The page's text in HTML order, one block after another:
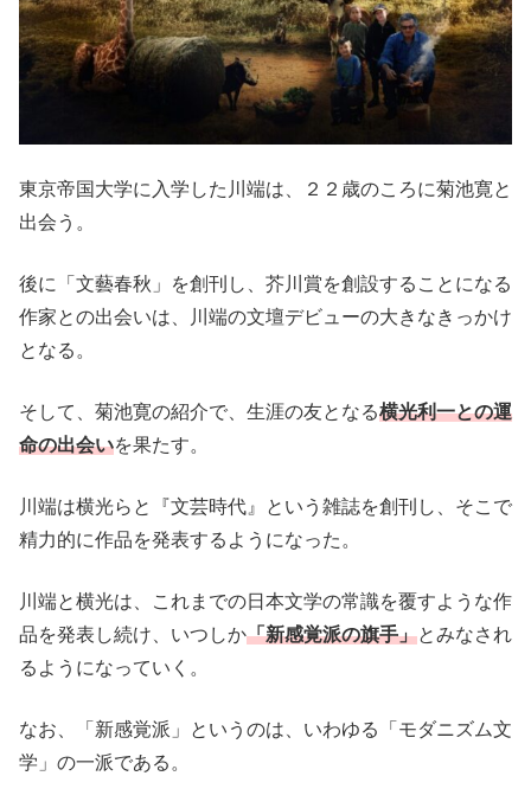
東京帝国大学に入学した川端は、２２歳のころに菊池寛と
出会う。
後に「文藝春秋」を創刊し、芥川賞を創設することになる
作家との出会いは、川端の文壇デビューの大きなきっかけ
となる。
そして、菊池寛の紹介で、生涯の友となる横光利一との運
命の出会いを果たす。
川端は横光らと『文芸時代』という雑誌を創刊し、そこで
精力的に作品を発表するようになった。
川端と横光は、これまでの日本文学の常識を覆すような作
品を発表し続け、いつしか「新感覚派の旗手」とみなされ
るようになっていく。
なお、「新感覚派」というのは、いわゆる「モダニズム文
学」の一派である。